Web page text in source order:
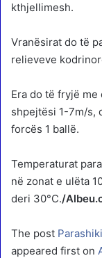
kthjellimesh.
Vranësirat do të
relieveve
Era do të fryjë
shpejtësi 1-7m/s,
forcës 1 ballë.
Temperaturat
në zonat e ulëta
deri 30°C./
The post
appeared first on